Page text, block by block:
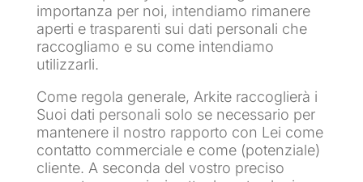
importanza per noi, intendiamo rimanere
aperti e trasparenti sui dati personali che
raccogliamo e su come intendiamo
utilizzarli.
Come regola generale, Arkite raccoglierà i
Suoi dati personali solo se necessario per
mantenere il nostro rapporto con Lei come
contatto commerciale e come (potenziale)
cliente. A seconda del vostro preciso